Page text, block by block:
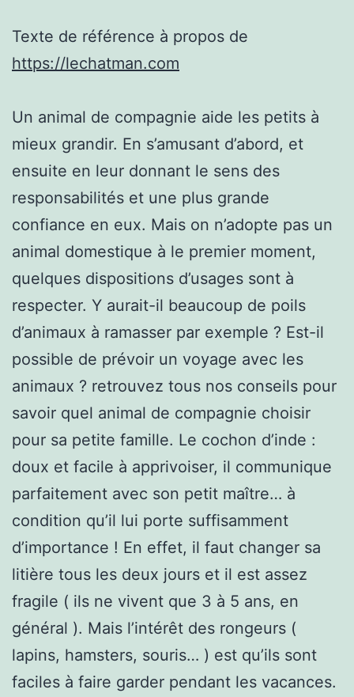
Texte de référence à propos de
https://lechatman.com
Un animal de compagnie aide les petits à
mieux grandir. En s’amusant d’abord, et
ensuite en leur donnant le sens des
responsabilités et une plus grande
confiance en eux. Mais on n’adopte pas un
animal domestique à le premier moment,
quelques dispositions d’usages sont à
respecter. Y aurait-il beaucoup de poils
d’animaux à ramasser par exemple ? Est-il
possible de prévoir un voyage avec les
animaux ? retrouvez tous nos conseils pour
savoir quel animal de compagnie choisir
pour sa petite famille. Le cochon d’inde :
doux et facile à apprivoiser, il communique
parfaitement avec son petit maître… à
condition qu’il lui porte suffisamment
d’importance ! En effet, il faut changer sa
litière tous les deux jours et il est assez
fragile ( ils ne vivent que 3 à 5 ans, en
général ). Mais l’intérêt des rongeurs (
lapins, hamsters, souris… ) est qu’ils sont
faciles à faire garder pendant les vacances.